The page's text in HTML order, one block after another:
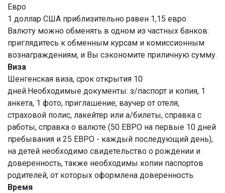
Евро
1 доллар США приблизительно равен 1,15 евро.
Валюту можно обменять в одном из частных банков:
приглядитесь к обменным курсам и комиссионным
вознаграждениям, и Вы сэкономите приличную сумму.
Виза
Шенгенская виза, срок открытия 10
дней.Необходимые документы: з/паспорт и копия, 1
анкета, 1 фото, приглашение, ваучер от отеля,
страховой полис, лакейтер или а/билеты, справка с
работы, справка о валюте (50 ЕВРО на первые 10 дней
пребывания и 25 ЕВРО - каждый последующий день),
на детей необходимо свидетельство о рождении и
доверенность, также необходимы копии паспортов
родителей, от которых оформлена доверенность.
Время